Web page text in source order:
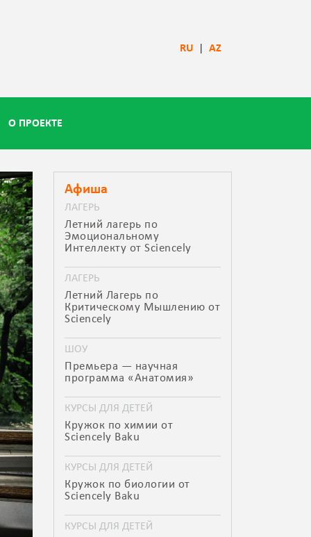
RU| AZ
О ПРОЕКТЕ
Афиша
ЛАГЕРЬ
Летний лагерь по
Эмоциональному
Интеллекту от Sciencely
ЛАГЕРЬ
Летний Лагерь по
Критическому Мышлению от
Sciencely
ШОУ
Премьера — научная
программа «Анатомия»
КУРСЫ ДЛЯ ДЕТЕЙ
Кружок по химии от
Sciencely Baku
КУРСЫ ДЛЯ ДЕТЕЙ
Кружок по биологии от
Sciencely Baku
КУРСЫ ДЛЯ ДЕТЕЙ